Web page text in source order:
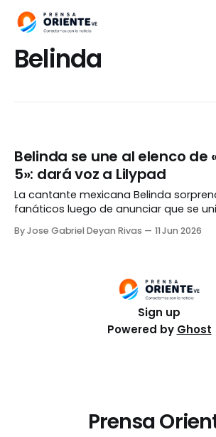
Belinda
Belinda se une al elenco de
5»: dará voz a Lilypad
La cantante mexicana Belinda
fanáticos luego de anunciar que se
La intérprete de «Amor a primera
By Jose Gabriel Deyan Rivas 11 Jun 2026
Sign up
Powered by Ghost
Prensa